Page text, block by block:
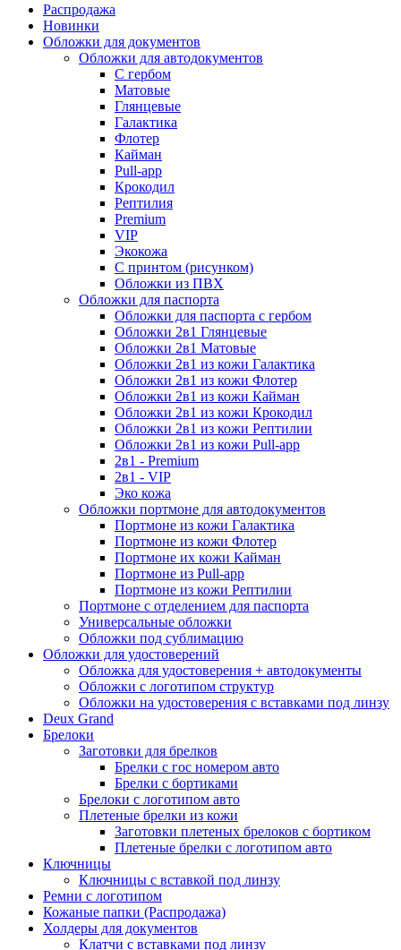
Распродажа
Новинки
Обложки для документов
Обложки для автодокументов
С гербом
Матовые
Глянцевые
Галактика
Флотер
Кайман
Pull-app
Крокодил
Рептилия
Premium
VIP
Экокожа
С принтом (рисунком)
Обложки из ПВХ
Обложки для паспорта
Обложки для паспорта с гербом
Обложки 2в1 Глянцевые
Обложки 2в1 Матовые
Обложки 2в1 из кожи Галактика
Обложки 2в1 из кожи Флотер
Обложки 2в1 из кожи Кайман
Обложки 2в1 из кожи Крокодил
Обложки 2в1 из кожи Рептилии
Обложки 2в1 из кожи Pull-app
2в1 - Premium
2в1 - VIP
Эко кожа
Обложки портмоне для автодокументов
Портмоне из кожи Галактика
Портмоне из кожи Флотер
Портмоне их кожи Кайман
Портмоне из Pull-app
Портмоне из кожи Рептилии
Портмоне с отделением для паспорта
Универсальные обложки
Обложки под сублимацию
Обложки для удостоверений
Обложка для удостоверения + автодокументы
Обложки с логотипом структур
Обложки на удостоверения с вставками под линзу
Deux Grand
Брелоки
Заготовки для брелков
Брелки с гос номером авто
Брелки с бортиками
Брелоки с логотипом авто
Плетеные брелки из кожи
Заготовки плетеных брелоков с бортиком
Плетеные брелки с логотипом авто
Ключницы
Ключницы с вставкой под линзу
Ремни с логотипом
Кожаные папки (Распродажа)
Холдеры для документов
Клатчи с вставками под линзу